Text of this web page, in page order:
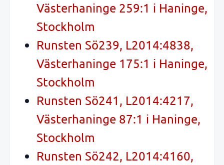
Västerhaninge 259:1 i Haninge,
Stockholm
Runsten Sö239, L2014:4838,
Västerhaninge 175:1 i Haninge,
Stockholm
Runsten Sö241, L2014:4217,
Västerhaninge 87:1 i Haninge,
Stockholm
Runsten Sö242, L2014:4160,